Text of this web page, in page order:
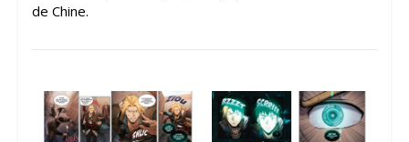
de Chine.